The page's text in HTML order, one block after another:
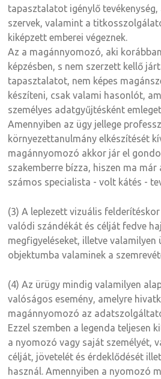
tapasztalatot igénylő
szervek, valamint a
kiképzett emberei végeznek.
Az a magánnyomozó, aki
képzésben, s nem szerzett kellő
tapasztalatot, nem képes
készíteni, csak valami hasonlót,
személyes adatgyűjtésként
Amennyiben az ügy jellege
környezettanulmány elkészítését
magánnyomozó akkor jár el
szakemberre bízza, hiszen ma
számos specialista - volt kátés -
(3) A leplezett vizuális
valódi szándékát és célját fedve
megfigyeléseket, illetve valamilyen
objektumba valaminek a
(4) Az ürügy mindig valamilyen
valóságos esemény, amelyre
magánnyomozó az
Ezzel szemben a legenda teljesen
a nyomozó vagy saját személyét,
célját, jövetelét és érdeklődését
használ. Amennyiben a nyomozó